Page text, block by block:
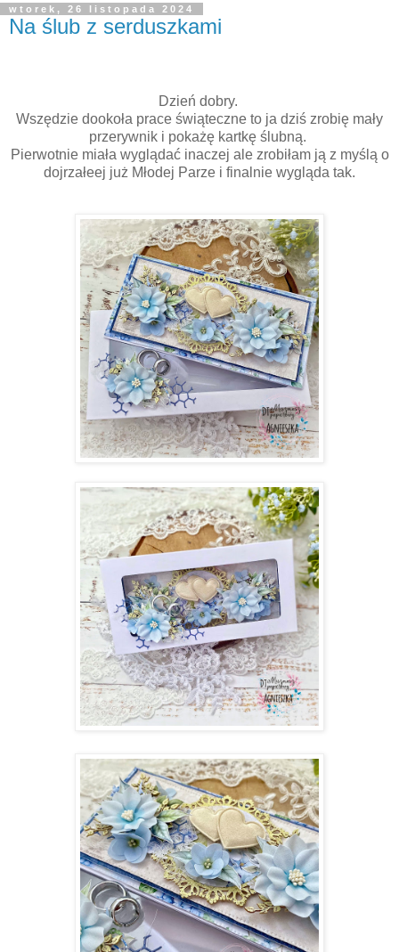
wtorek, 26 listopada 2024
Na ślub z serduszkami
Dzień dobry.
Wszędzie dookoła prace świąteczne to ja dziś zrobię mały
przerywnik i pokażę kartkę ślubną.
Pierwotnie miała wyglądać inaczej ale zrobiłam ją z myślą o
dojrzałeej już Młodej Parze i finalnie wygląda tak.